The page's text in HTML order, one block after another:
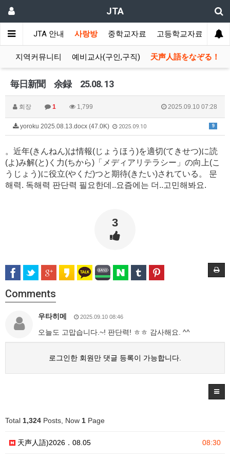
JTA
JTA 안내 사랑방 중학교자료 고등학교자료 멀
지역커뮤니티 예비교사(구인,구직) 天声人語をなぞる！
毎日新聞 余録 25.08. 13
회장 1 1,799 2025.09.10 07:28
9
yoroku 2025.08.13.docx (47.0K) 2025.09.10
。 近年(きんねん)は情報(じょうほう)を適切(てきせつ)に読
(よ)み解(と) く 力(ちから) 「メディアリテラシー 」の向上(こ
うじょう)に役立(やくだ)つと期待(きたい)されている。 문
해력. 독해력 판단력 필요한데..요즘에는 더..고민해봐요.
3
Comments
우타히메 2025.09.10 08:46
오늘도 고맙습니다.~! 판단력! ㅎㅎ 감사해요. ^^
로그인한 회원만 댓글 등록이 가능합니다.
Total 1,324 Posts, Now 1 Page
08:30
天声人語)2026．08.05